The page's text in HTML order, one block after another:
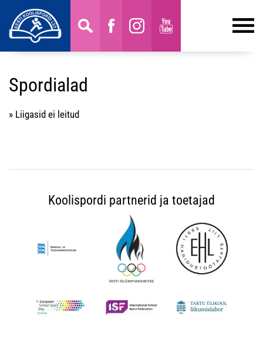
Spordialad
» Liigasid ei leitud
Koolispordi partnerid ja toetajad